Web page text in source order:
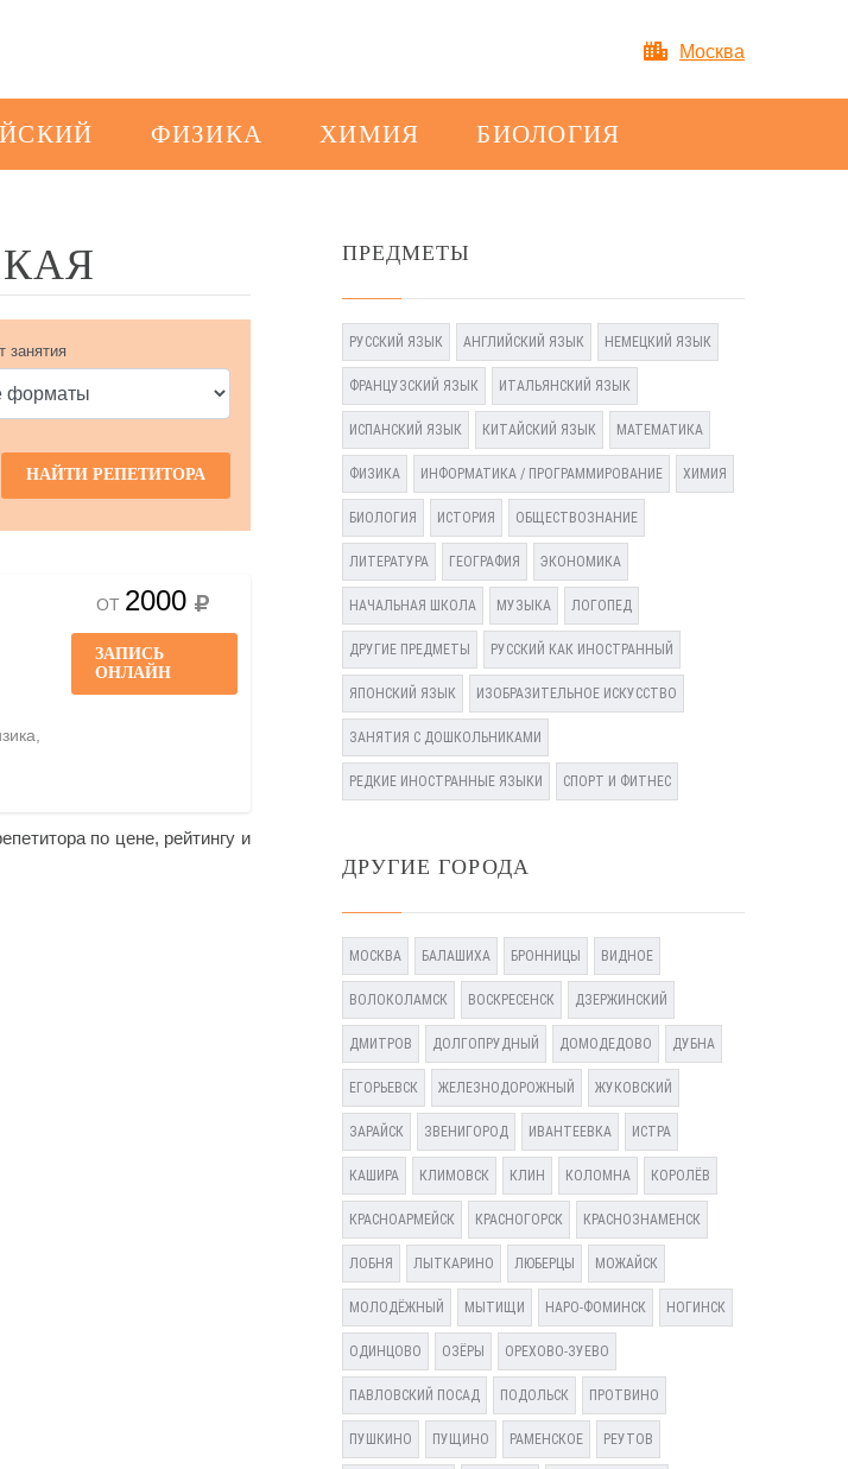
Москва
ФИЗИКА ХИМИЯ БИОЛОГИЯ
занятия
ОТ 2000
ЗАПИСЬ
ОНЛАЙН
по цене, рейтингу и
ПРЕДМЕТЫ
РУССКИЙ ЯЗЫК АНГЛИЙСКИЙ ЯЗЫК НЕМЕЦКИЙ ЯЗЫК
ФРАНЦУЗСКИЙ ЯЗЫК ИТАЛЬЯНСКИЙ ЯЗЫК
ИСПАНСКИЙ ЯЗЫК КИТАЙСКИЙ ЯЗЫК МАТЕМАТИКА
ФИЗИКА ИНФОРМАТИКА / ПРОГРАММИРОВАНИЕ ХИМИЯ
БИОЛОГИЯ ИСТОРИЯ ОБЩЕСТВОЗНАНИЕ
ЛИТЕРАТУРА ГЕОГРАФИЯ ЭКОНОМИКА
НАЧАЛЬНАЯ ШКОЛА МУЗЫКА ЛОГОПЕД
ДРУГИЕ ПРЕДМЕТЫ РУССКИЙ КАК ИНОСТРАННЫЙ
ЯПОНСКИЙ ЯЗЫК ИЗОБРАЗИТЕЛЬНОЕ ИСКУССТВО
ЗАНЯТИЯ С ДОШКОЛЬНИКАМИ
РЕДКИЕ ИНОСТРАННЫЕ ЯЗЫКИ СПОРТ И ФИТНЕС
ДРУГИЕ ГОРОДА
МОСКВА БАЛАШИХА БРОННИЦЫ ВИДНОЕ
ВОЛОКОЛАМСК ВОСКРЕСЕНСК ДЗЕРЖИНСКИЙ
ДМИТРОВ ДОЛГОПРУДНЫЙ ДОМОДЕДОВО ДУБНА
ЕГОРЬЕВСК ЖЕЛЕЗНОДОРОЖНЫЙ ЖУКОВСКИЙ
ЗАРАЙСК ЗВЕНИГОРОД ИВАНТЕЕВКА ИСТРА
КАШИРА КЛИМОВСК КЛИН КОЛОМНА КОРОЛЁВ
КРАСНОАРМЕЙСК КРАСНОГОРСК КРАСНОЗНАМЕНСК
ЛОБНЯ ЛЫТКАРИНО ЛЮБЕРЦЫ МОЖАЙСК
МОЛОДЁЖНЫЙ МЫТИЩИ НАРО-ФОМИНСК НОГИНСК
ОДИНЦОВО ОЗЁРЫ ОРЕХОВО-ЗУЕВО
ПАВЛОВСКИЙ ПОСАД ПОДОЛЬСК ПРОТВИНО
ПУШКИНО ПУЩИНО РАМЕНСКОЕ РЕУТОВ